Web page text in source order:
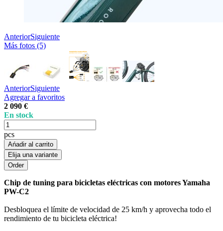
AnteriorSiguiente
Más fotos (5)
AnteriorSiguiente
Agregar a favoritos
2 090 €
En stock
pcs
Ańadir al carrito
Elija una variante
Chip de tuning para bicicletas eléctricas con motores Yamaha
PW-C2
Desbloquea el límite de velocidad de 25 km/h y aprovecha todo el
rendimiento de tu bicicleta eléctrica!